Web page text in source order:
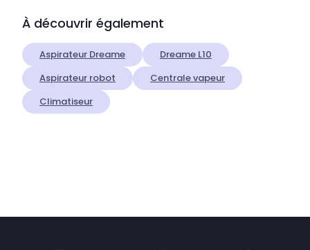
À découvrir également
Aspirateur Dreame
Dreame L10
Aspirateur robot
Centrale vapeur
Climatiseur